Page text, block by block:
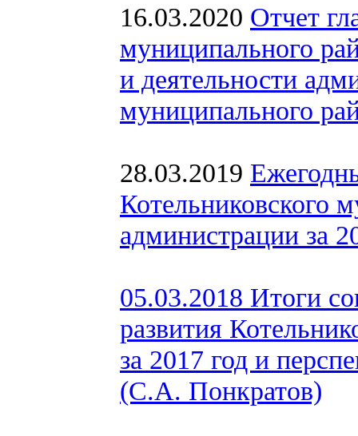
16.03.2020 Отчет
муниципального
и деятельности
муниципального
28.03.2019
Котельниковского
администрации за
05.03.2018 Итоги
развития
за 2017 год и
(С.А. Понкратов)